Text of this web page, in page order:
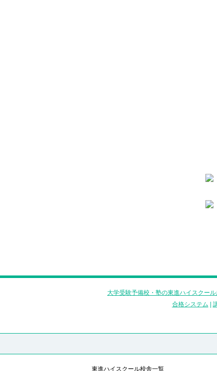
大学受験予備校・塾の東進ハイスクー
合格システム
東進ハイスクール校舎一覧